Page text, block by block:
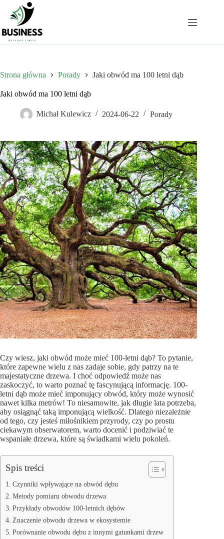
Przejdź
treści
Strona główna Porady Jaki obwód ma 100 letni dąb
Jaki obwód ma 100 letni dąb
Michał Kulewicz 2024-06-22 Porady
Czy wiesz, jaki obwód może mieć 100-letni dąb? To pytanie,
które zapewne wielu z nas zadaje sobie, gdy patrzy na te
majestatyczne drzewa. I choć odpowiedź może nas
zaskoczyć, to warto poznać tę fascynującą informację. 100-
letni dąb może mieć imponujący obwód, który może wynosić
nawet kilka metrów! To niesamowite, jak długie lata potrzeba,
aby osiągnąć taką imponującą wielkość. Dlatego niezależnie
od tego, czy jesteś miłośnikiem przyrody, czy po prostu
ciekawym obserwatorem, warto docenić i podziwiać te
wspaniałe drzewa, które są świadkami wielu pokoleń.
Spis treści
Czynniki wpływające na obwód dębu
Metody pomiaru obwodu drzewa
Przykłady obwodów 100-letnich dębów
Znaczenie obwodu drzewa w ekosystemie
Porównanie obwodu dębu z innymi gatunkami drzew